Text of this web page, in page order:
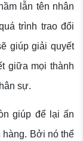
lẫn tên nhân
trình trao đổi
giúp giải quyết
giữa mọi thành
sự.
giúp để lại ấn
Bởi nó thể